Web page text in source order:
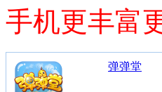
手机更丰富
弹弹堂